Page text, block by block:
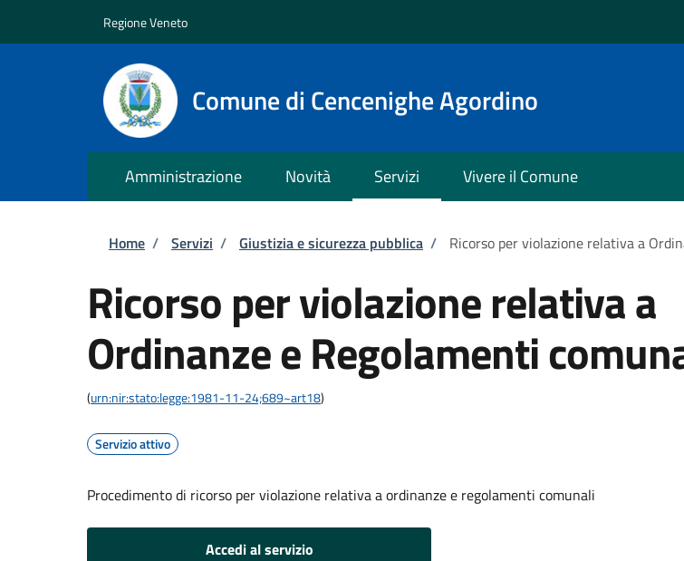
Regione Veneto
Comune di Cencenighe Agordino
Amministrazione Novità Servizi Vivere il Comune
Briciole di pane
Home / Servizi / Giustizia e sicurezza pubblica / Ricorso per violazione relativa a
Ricorso per violazione relativa a
Ordinanze e Regolamenti
(urn:nir:stato:legge:1981-11-24;689~art18)
Servizio attivo
Procedimento di ricorso per violazione relativa a ordinanze e regolamenti comunali
Accedi al servizio